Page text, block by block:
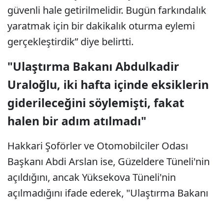
güvenli hale getirilmelidir. Bugün farkındalık
yaratmak için bir dakikalık oturma eylemi
gerçekleştirdik” diye belirtti.
"Ulaştırma Bakanı Abdulkadir
Uraloğlu, iki hafta içinde eksiklerin
giderileceğini söylemişti, fakat
halen bir adım atılmadı"
Hakkari Şoförler ve Otomobilciler Odası
Başkanı Abdi Arslan ise, Güzeldere Tüneli'nin
açıldığını, ancak Yüksekova Tüneli'nin
açılmadığını ifade ederek, "Ulaştırma Bakanı